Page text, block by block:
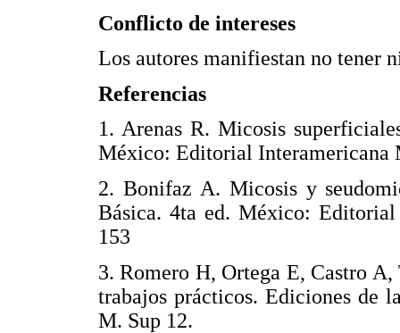
Conflicto de intereses
Los autores manifiestan no tener
Referencias
1. Arenas R. Micosis
México: Editorial
2. Bonifaz A. Micosis y
Básica. 4ta ed. México:
153
3. Romero H, Ortega E, Castro
trabajos prácticos. Ediciones de
M. Sup 12.